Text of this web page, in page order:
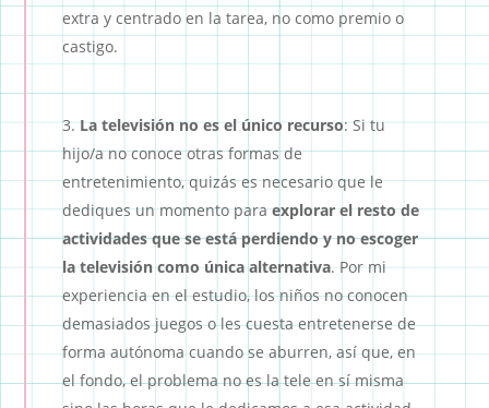
extra y centrado en la tarea, no como premio o
castigo.
La televisión no es el único recurso: Si tu
hijo/a no conoce otras formas de
entretenimiento, quizás es necesario que le
dediques un momento paraexplorar el resto de
actividades que se está perdiendo y no escoger
la televisión como única alternativa. Por mi
experiencia en el estudio, los niños no conocen
demasiados juegos o les cuesta entretenerse de
forma autónoma cuando se aburren, así que, en
el fondo, el problema no es la tele en sí misma